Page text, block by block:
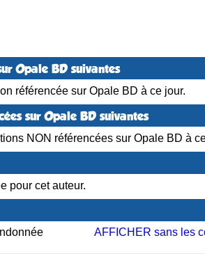
Opale BD suivantes
référencée sur Opale BD à ce jour.
sur Opale BD suivantes
NON référencées sur Opale BD à
pour cet auteur.
AFFICHER sans les